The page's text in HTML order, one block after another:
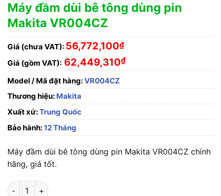
Máy đầm dùi bê tông dùng pin
Makita VR004CZ
Giá (chưa VAT): 56,772,100₫
Giá (gồm VAT): 62,449,310₫
Model / Mã đặt hàng:VR004CZ
Thương hiệu: Makita
Xuất xứ:Trung Quốc
Bảo hành:12 Tháng
Máy đầm dùi bê tông dùng pin Makita VR004CZ chính
hãng, giá tốt.
Máy đầm dùi bê tông dùng pin Makita VR004CZ số lượng